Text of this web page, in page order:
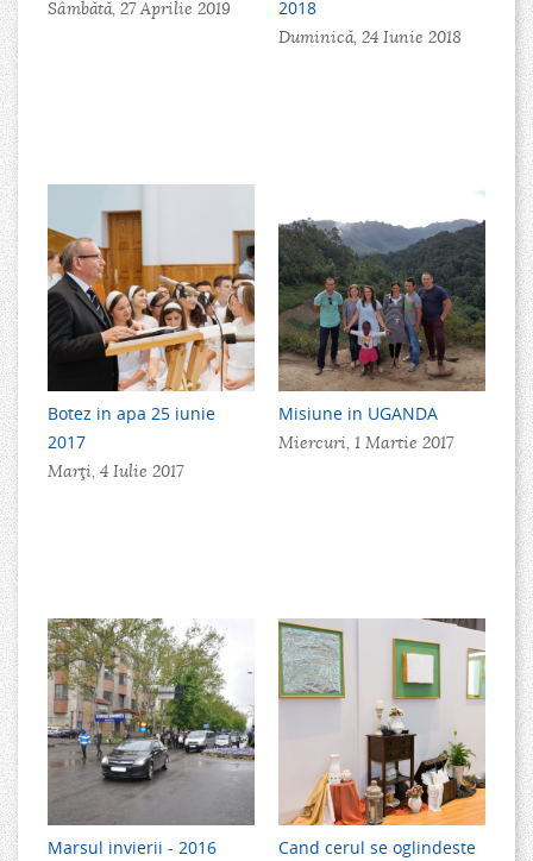
Sâmbătă, 27 Aprilie 2019
2018
Duminică, 24 Iunie 2018
Botez in apa 25 iunie
2017
Marţi, 4 Iulie 2017
Misiune in UGANDA
Miercuri, 1 Martie 2017
Marsul invierii - 2016
Cand cerul se oglindeste